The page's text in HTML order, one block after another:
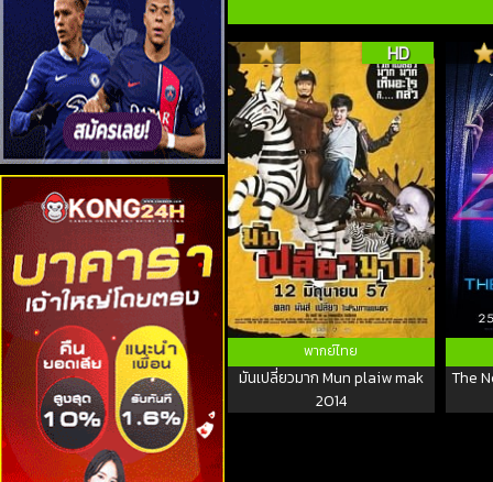
HD
พากย์ไทย
มันเปลี่ยวมาก Mun plaiw mak
2014
The